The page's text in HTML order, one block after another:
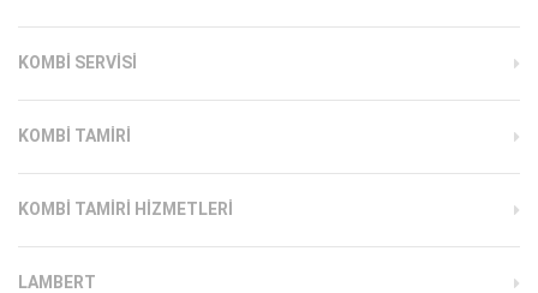
KOMBI SERVISI
KOMBI TAMIRI
KOMBI TAMIRI HIZMETLERI
LAMBERT